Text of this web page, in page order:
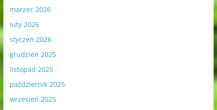
marzec 2026
luty 2026
styczeń 2026
grudzień 2025
listopad 2025
październik 2025
wrzesień 2025